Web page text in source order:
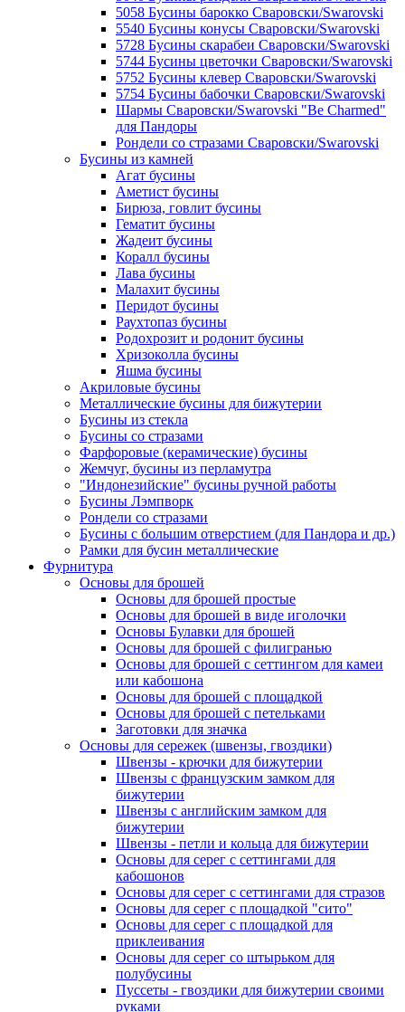
5058 Бусины барокко Сваровски/Swarovski
5540 Бусины конусы Сваровски/Swarovski
5728 Бусины скарабеи Сваровски/Swarovski
5744 Бусины цветочки Сваровски/Swarovski
5752 Бусины клевер Сваровски/Swarovski
5754 Бусины бабочки Сваровски/Swarovski
Шармы Сваровски/Swarovski "Be Charmed"
для Пандоры
Рондели со стразами Сваровски/Swarovski
Бусины из камней
Агат бусины
Аметист бусины
Бирюза, говлит бусины
Гематит бусины
Жадеит бусины
Коралл бусины
Лава бусины
Малахит бусины
Перидот бусины
Раухтопаз бусины
Родохрозит и родонит бусины
Хризоколла бусины
Яшма бусины
Акриловые бусины
Металлические бусины для бижутерии
Бусины из стекла
Бусины со стразами
Фарфоровые (керамические) бусины
Жемчуг, бусины из перламутра
"Индонезийские" бусины ручной работы
Бусины Лэмпворк
Рондели со стразами
Бусины с большим отверстием (для Пандора и др.)
Рамки для бусин металлические
Фурнитура
Основы для брошей
Основы для брошей простые
Основы для брошей в виде иголочки
Основы Булавки для брошей
Основы для брошей с филигранью
Основы для брошей с сеттингом для камеи
или кабошона
Основы для брошей с площадкой
Основы для брошей с петельками
Заготовки для значка
Основы для сережек (швензы, гвоздики)
Швензы - крючки для бижутерии
Швензы с французским замком для
бижутерии
Швензы с английским замком для
бижутерии
Швензы - петли и кольца для бижутерии
Основы для серег с сеттингами для
кабошонов
Основы для серег с сеттингами для стразов
Основы для серег с площадкой "сито"
Основы для серег с площадкой для
приклеивания
Основы для серег со штырьком для
полубусины
Пуссеты - гвоздики для бижутерии своими
руками